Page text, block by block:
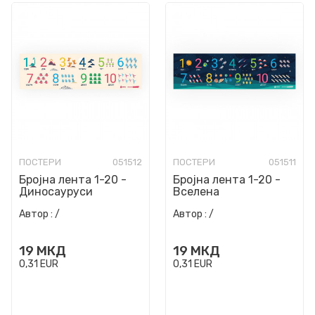
ПОСТЕРИ 051512
Бројна лента 1-20 -
Диносауруси
Автор : /
19 МКД
0,31 EUR
ПОСТЕРИ 051511
Бројна лента 1-20 -
Вселена
Автор : /
19 МКД
0,31 EUR